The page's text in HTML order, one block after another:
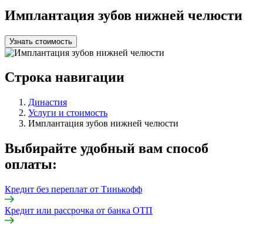
Имплантация зубов нижней челюсти
Узнать стоимость
Строка навигации
Династия
Услуги и стоимость
Имплантация зубов нижней челюсти
Выбирайте удобный вам способ
оплаты:
Кредит без переплат от Тинькофф
Кредит или рассрочка от банка ОТП